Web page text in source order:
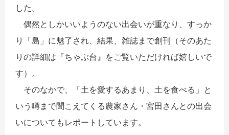
した。
偶然としかいいようのない出会いが重なり、すっか
り「島」に魅了され、結果、雑誌まで創刊（そのあた
りの詳細は『ちゃぶ台』をご覧いただければ嬉しいで
す）。
そのなかで、「土を愛するあまり、土を食べる」と
いう噂まで聞こえてくる農家さん・宮田さんとの出会
いについてもレポートしています。